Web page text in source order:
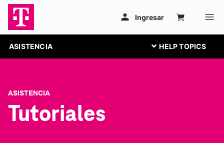
ASISTENCIA
ASISTENCIA
Tutoriales